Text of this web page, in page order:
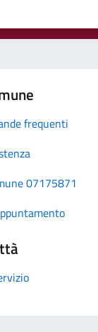
frequenti
07175871